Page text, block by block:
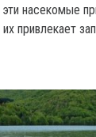
насекомые
привлекает